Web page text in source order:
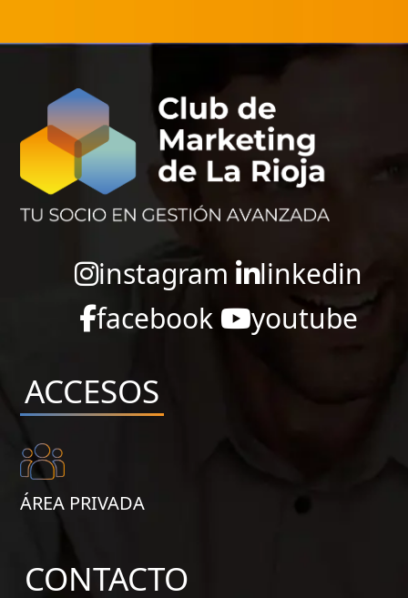
instagram
linkedin
facebook
youtube
ACCESOS
ÁREA PRIVADA
CONTACTO